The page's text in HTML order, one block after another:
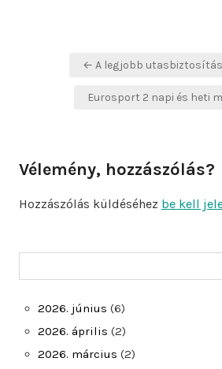
Bejegyzés
← A legjobb
Eurosport 2 napi és heti
Vélemény, hozzászólás?
Hozzászólás küldéséhez be kell
2026. június (6)
2026. április (2)
2026. március (2)